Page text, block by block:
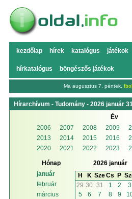
kezdőlap hírek katalógus játékok
hírkatalógus böngészős játékok
Ma augusztus 7, péntek,
Hírarchívum - Tudomány - 2026 január
Év
2006
2007 2008 2009
2013
2014 2015 2016
2020
2021 2022 2023
Hónap
január
február
március
2026 január
H
K SzeCs P
29 30 31 1 2 3
5
6 7 8 9